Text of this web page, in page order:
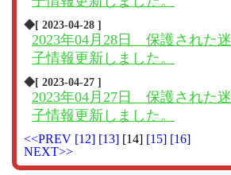
◆[ 2023-04-28 ]
2023年04月28日 保護された迷
子情報更新しました。
◆[ 2023-04-27 ]
2023年04月27日 保護された迷
子情報更新しました。
<<PREV [12] [13] [14] [15] [16]
NEXT>>